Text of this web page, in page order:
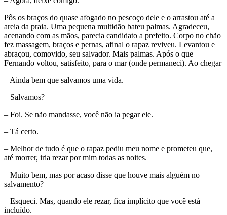
Pôs os braços do quase afogado no pescoço dele e o arrastou até a
areia da praia. Uma pequena multidão bateu palmas. Agradeceu,
acenando com as mãos, parecia candidato a prefeito. Corpo no chão
fez massagem, braços e pernas, afinal o rapaz reviveu. Levantou e
abraçou, comovido, seu salvador. Mais palmas. Após o que
Fernando voltou, satisfeito, para o mar (onde permaneci). Ao chegar
– Ainda bem que salvamos uma vida.
– Salvamos?
– Foi. Se não mandasse, você não ia pegar ele.
– Tá certo.
– Melhor de tudo é que o rapaz pediu meu nome e prometeu que,
até morrer, iria rezar por mim todas as noites.
– Muito bem, mas por acaso disse que houve mais alguém no
salvamento?
– Esqueci. Mas, quando ele rezar, fica implícito que você está
incluído.